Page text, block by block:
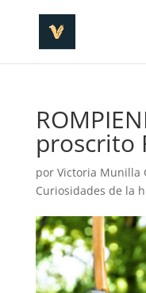
proscrito
por Victoria Munilla
Curiosidades de la